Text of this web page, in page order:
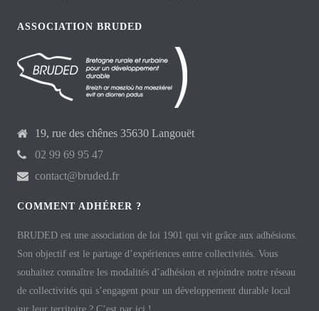
ASSOCIATION BRUDED
19, rue des chênes 35630 Langouët
02 99 69 95 47
contact@bruded.fr
COMMENT ADHÉRER ?
BRUDED est une association de loi 1901 qui vit grâce aux adhésions.
Son objectif est le partage d’expériences entre collectivités. Vous
souhaitez connaître les modalités d’adhésion et rejoindre notre réseau
de collectivités qui s’engagent pour un développement durable local